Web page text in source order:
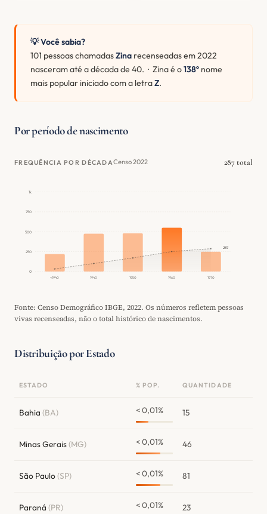
💡 Você sabia?
101 pessoas chamadasZina recenseadas em 2022
nasceram até a década de 40. · Zina é o138º nome
mais popular iniciado com a letraZ.
Por período de nascimento
FREQUÊNCIA POR DÉCADACenso 2022 287 total
0
250
500
750
1k
<1940 1940 1950 1960 1970
287
Fonte: Censo Demográfico IBGE, 2022. Os números refletem pessoas
vivas recenseadas, não o total histórico de nascimentos.
Distribuição por Estado
ESTADO % POP. QUANTIDADE
Bahia (BA) < 0,01% 15
Minas Gerais(MG) < 0,01% 46
São Paulo(SP) < 0,01% 81
Paraná (PR) < 0,01% 23